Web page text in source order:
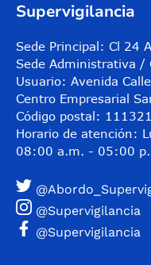
Supervigilancia
Sede Principal: Cl 24
Sede Administrativa /
Usuario: Avenida
Centro Empresarial
Código postal: 111321
Horario de atención:
08:00 a.m. - 05:00
@Supervigilancia
@Supervigilancia